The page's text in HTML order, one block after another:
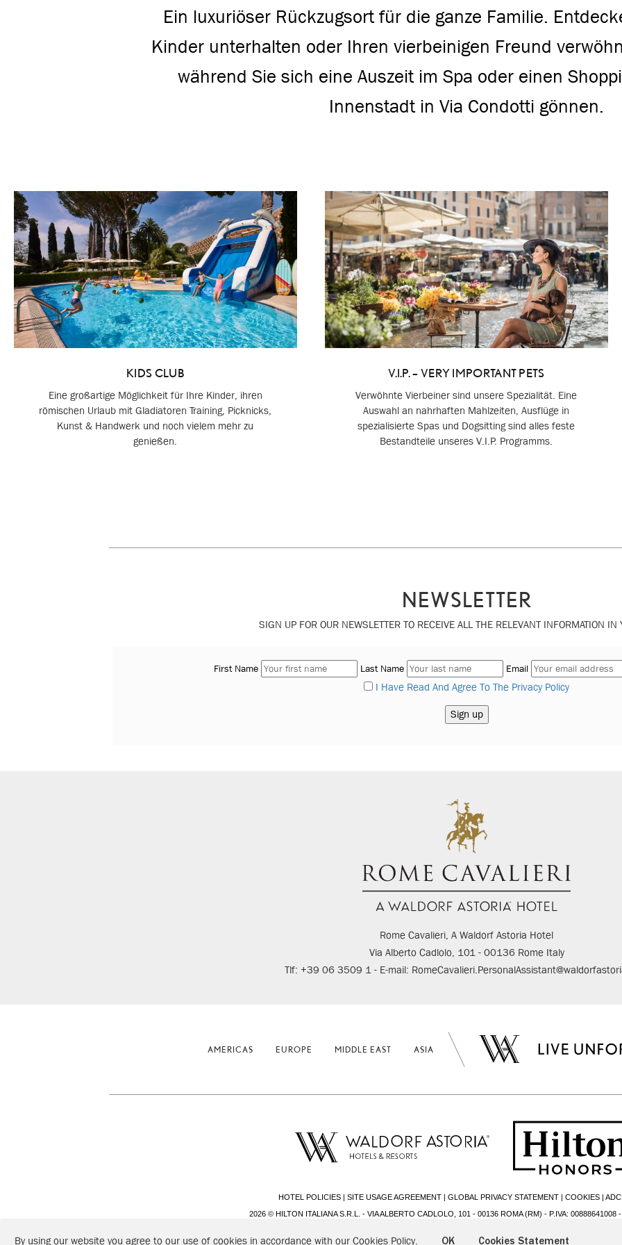
Ein luxuriöser Rückzugsort für die ganze Familie.
Kinder unterhalten oder Ihren vierbeinigen Freund
während Sie sich eine Auszeit im Spa oder einen
Innenstadt in Via Condotti gönnen.
KIDS CLUB
Eine großartige Möglichkeit für Ihre Kinder, ihren
römischen Urlaub mit Gladiatoren Training, Picknicks,
Kunst & Handwerk und noch vielem mehr zu
genießen.
V.I.P. – VERY IMPORTANT PETS
Verwöhnte Vierbeiner sind unsere Spezialität. Eine
Auswahl an nahrhaften Mahlzeiten, Ausflüge in
spezialisierte Spas und Dogsitting sind alles feste
Bestandteile unseres V.I.P. Programms.
NEWSLETTER
SIGN UP FOR OUR NEWSLETTER TO RECEIVE ALL THE RELEVANT INFORMATION IN
First Name Last Name Email
I Have Read And Agree To The Privacy Policy
Rome Cavalieri, A Waldorf Astoria Hotel
Via Alberto Cadlolo, 101 - 00136 Rome Italy
Tlf: +39 06 3509 1 - E-mail:
AMERICAS EUROPE MIDDLE EAST ASIA
HOTEL POLICIES | SITE USAGE AGREEMENT | GLOBAL PRIVACY STATEMENT | COOKIES |
2026 © HILTON ITALIANA S.R.L. - VIA ALBERTO CADLOLO, 101 - 00136 ROMA (RM) - P.IVA: 00888641008
By using our website you agree to our use of cookies in accordance with our Cookies Policy. OK Cookies Statement